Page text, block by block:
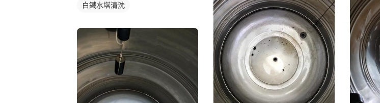
白鐵水塔清洗